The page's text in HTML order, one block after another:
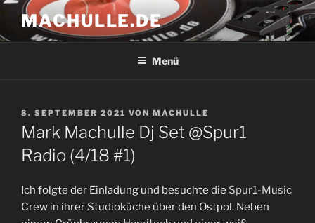
Zum
Inhalt
springen
MACHULLE.DE
Menü
VERÖFFENTLICHT
AM
8. SEPTEMBER 2021 VON MACHULLE
Mark Machulle Dj Set @Spur1
Radio (4/18 #1)
Ich folgte der Einladung und besuchte die Spur1-Music
Crew in ihrer Studioküche über den Ostpol. Neben